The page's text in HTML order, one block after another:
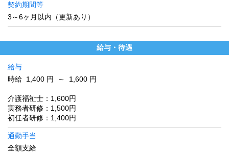
契約期間等
3～6ヶ月以内（更新あり）
給与・待遇
給与
時給 1,400 円 ～ 1,600 円
介護福祉士：1,600円
実務者研修：1,500円
初任者研修：1,400円
通勤手当
全額支給